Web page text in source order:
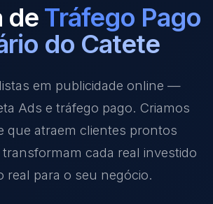
de Tráfego Pago
do Catete
em publicidade online —
Ads e tráfego pago. Criamos
que atraem clientes prontos
cada real investido
real para o seu negócio.